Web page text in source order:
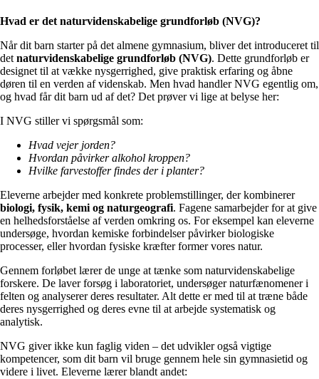
Hvad er det naturvidenskabelige grundforløb (NVG)?
Når dit barn starter på det almene gymnasium, bliver det introduceret til
det naturvidenskabelige grundforløb (NVG). Dette grundforløb er
designet til at vække nysgerrighed, give praktisk erfaring og åbne
døren til en verden af videnskab. Men hvad handler NVG egentlig om,
og hvad får dit barn ud af det? Det prøver vi lige at belyse her:
I NVG stiller vi spørgsmål som:
Hvad vejer jorden?
Hvordan påvirker alkohol kroppen?
Hvilke farvestoffer findes der i planter?
Eleverne arbejder med konkrete problemstillinger, der kombinerer
biologi, fysik, kemi og naturgeografi. Fagene samarbejder for at give
en helhedsforståelse af verden omkring os. For eksempel kan eleverne
undersøge, hvordan kemiske forbindelser påvirker biologiske
processer, eller hvordan fysiske kræfter former vores natur.
Gennem forløbet lærer de unge at tænke som naturvidenskabelige
forskere. De laver forsøg i laboratoriet, undersøger naturfænomener i
felten og analyserer deres resultater. Alt dette er med til at træne både
deres nysgerrighed og deres evne til at arbejde systematisk og
analytisk.
NVG giver ikke kun faglig viden – det udvikler også vigtige
kompetencer, som dit barn vil bruge gennem hele sin gymnasietid og
videre i livet. Eleverne lærer blandt andet: